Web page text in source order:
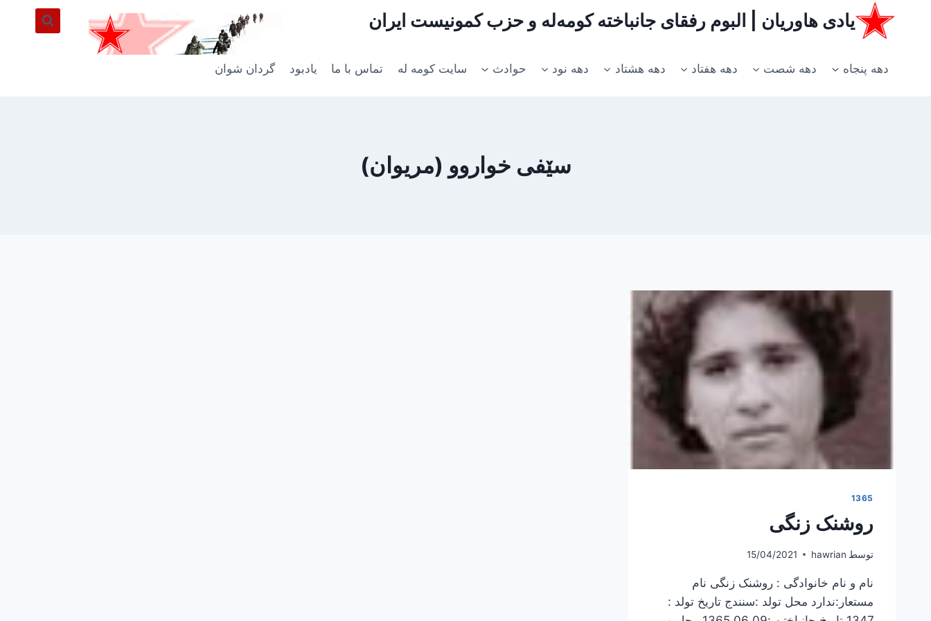
یادی هاوریان | البوم رفقای جانباخته کومه‌له و حزب کمونیست ایران
دهه پنجاه دهه شصت دهه هفتاد دهه هشتاد دهه نود حوادث سایت کومه له تماس با ما یادبود گردان شوان
سێفی خواروو (مریوان)
1365
روشنک زنگی
توسط hawrian
15/04/2021
نام و نام خانوادگی : روشنک زنگی نام
مستعار:ندارد محل تولد :سنندج تاریخ تولد :